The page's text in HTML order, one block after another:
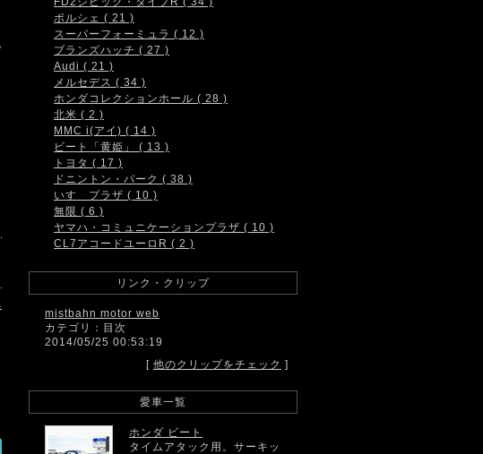
ポルシェ ( 21 )
スーパーフォーミュラ ( 12 )
ブランズハッチ ( 27 )
Audi ( 21 )
メルセデス ( 34 )
ホンダコレクションホール ( 28 )
北米 ( 2 )
MMC i(アイ) ( 14 )
ビート「黄姫」 ( 13 )
トヨタ ( 17 )
ドニントン・パーク ( 38 )
いすゞプラザ ( 10 )
無限 ( 6 )
ヤマハ・コミュニケーションプラザ ( 10 )
CL7アコードユーロR ( 2 )
リンク・クリップ
mistbahn motor web
カテゴリ：目次
2014/05/25 00:53:19
[ 他のクリップをチェック ]
愛車一覧
ホンダ ビート
タイムアタック用。サーキッ